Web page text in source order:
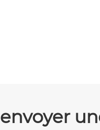
envoyer